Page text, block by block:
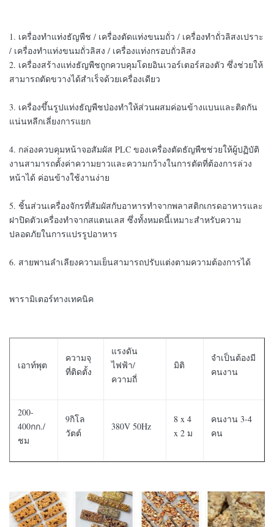
1. เครื่องทำแท่งธัญพืช / เครื่องตัดแท่งขนมถั่ว / เครื่องทำถั่วลิสงเปราะ
/ เครื่องทำแท่งขนมถั่วลิสง / เครื่องแท่งกรอบถั่วลิสง
2. เครื่องสร้างแท่งธัญพืชถูกควบคุมโดยอินเวอร์เตอร์สองตัว ซึ่งช่วยให้
สามารถตัดขวางได้สำเร็จด้วยเครื่องเดียว
3. เครื่องขึ้นรูปแท่งธัญพืชป่องทำให้ส่วนผสมค่อนข้างแบนและติดกัน
แน่นหลีกเลี่ยงการแยก
4. กล่องควบคุมหน้าจอสัมผัส PLC ของเครื่องตัดธัญพืชช่วยให้ผู้ปฏิบัติ
งานสามารถตั้งค่าความยาวและความกว้างในการตัดที่ต้องการล่วง
หน้าได้ ค่อนข้างใช้งานง่าย
5. ชิ้นส่วนเครื่องจักรที่สัมผัสกับอาหารทำจากพลาสติกเกรดอาหารและ
ฝาปิดตัวเครื่องทำจากสแตนเลส ซึ่งทั้งหมดนี้เหมาะสำหรับความ
ปลอดภัยในการแปรรูปอาหาร
6. สายพานลำเลียงความเย็นสามารถปรับแต่งตามความต้องการได้
พารามิเตอร์ทางเทคนิค
เอาท์พุต
ความจุ
ที่ติดตั้ง
แรงดัน
ไฟฟ้า/
ความถี่
มิติ
จำเป็นต้องมี
คนงาน
200-
400กก./
ชม
9กิโล
วัตต์
380V 50Hz
8 x 4
x 2 ม
คนงาน 3-4
คน